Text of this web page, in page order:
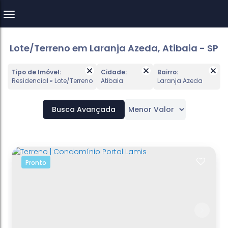
Lote/Terreno em Laranja Azeda, Atibaia - SP
Tipo de Imóvel:
Residencial » Lote/Terreno
Cidade:
Atibaia
Bairro:
Laranja Azeda
Busca Avançada
Pronto